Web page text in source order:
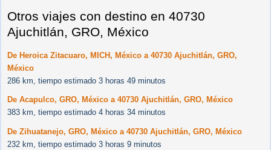
Otros viajes con destino en 40730
Ajuchitlán, GRO, México
De Heroica Zitacuaro, MICH, México a 40730 Ajuchitlán, GRO,
México
286 km, tiempo estimado 3 horas 49 minutos
De Acapulco, GRO, México a 40730 Ajuchitlán, GRO, México
383 km, tiempo estimado 4 horas 34 minutos
De Zihuatanejo, GRO, México a 40730 Ajuchitlán, GRO, México
232 km, tiempo estimado 3 horas 9 minutos